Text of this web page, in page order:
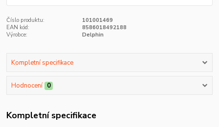
Číslo produktu:
101001469
EAN kód:
8586018492188
Výrobce:
Delphin
Kompletní specifikace
Hodnocení 0
Kompletní specifikace